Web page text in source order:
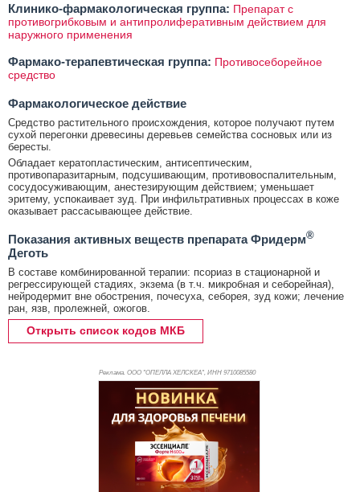
Клинико-фармакологическая группа: Препарат с
противогрибковым и антипролиферативным действием для
наружного применения
Фармако-терапевтическая группа: Противосеборейное
средство
Фармакологическое действие
Средство растительного происхождения, которое получают путем
сухой перегонки древесины деревьев семейства сосновых или из
бересты.
Обладает кератопластическим, антисептическим,
противопаразитарным, подсушивающим, противовоспалительным,
сосудосуживающим, анестезирующим действием; уменьшает
эритему, успокаивает зуд. При инфильтративных процессах в коже
оказывает рассасывающее действие.
Показания активных веществ препарата Фридерм®
Деготь
В составе комбинированной терапии: псориаз в стационарной и
регрессирующей стадиях, экзема (в т.ч. микробная и себорейная),
нейродермит вне обострения, почесуха, себорея, зуд кожи; лечение
ран, язв, пролежней, ожогов.
Открыть список кодов МКБ
Реклама. ООО "ОПЕЛЛА ХЕЛСКЕА", ИНН 9710085580